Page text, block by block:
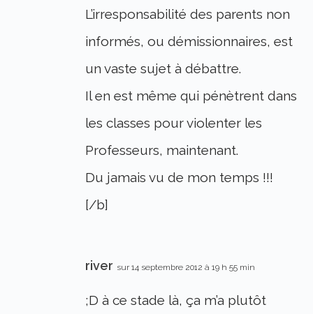
L’irresponsabilité des parents non
informés, ou démissionnaires, est
un vaste sujet à débattre.
Il en est même qui pénètrent dans
les classes pour violenter les
Professeurs, maintenant.
Du jamais vu de mon temps !!!
[/b]
river sur 14 septembre 2012 à 19 h 55 min
;D à ce stade là, ça m’a plutôt